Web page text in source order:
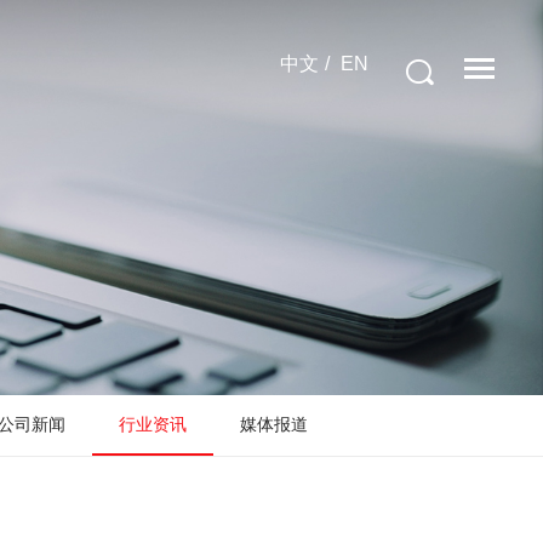

中文 / EN
司新闻 行业资讯 媒体报道